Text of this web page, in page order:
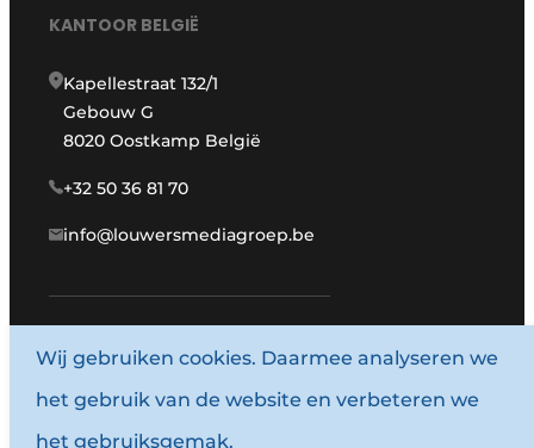
KANTOOR BELGIË
Kapellestraat 132/1
Gebouw G
8020 Oostkamp België
+32 50 36 81 70
info@louwersmediagroep.be
www.louwersmediagroep.com
© 1987 - 2026 Louwersmediagroep.
Algemene voorwaarden
Wij gebruiken cookies. Daarmee analyseren we
het gebruik van de website en verbeteren we
het gebruiksgemak.